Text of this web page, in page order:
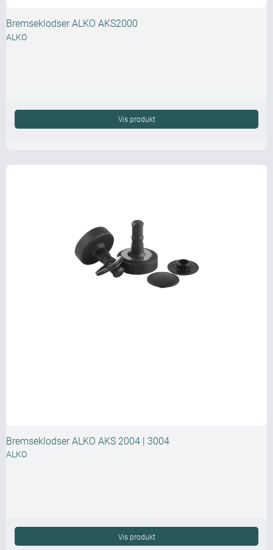
Bremseklodser ALKO AKS2000
ALKO
Vis produkt
Bremseklodser ALKO AKS 2004 | 3004
ALKO
Vis produkt